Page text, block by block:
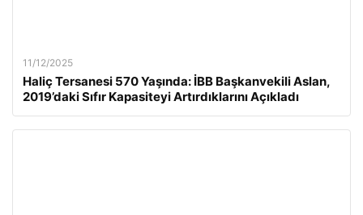
11/12/2025
Haliç Tersanesi 570 Yaşında: İBB Başkanvekili Aslan,
2019’daki Sıfır Kapasiteyi Artırdıklarını Açıkladı